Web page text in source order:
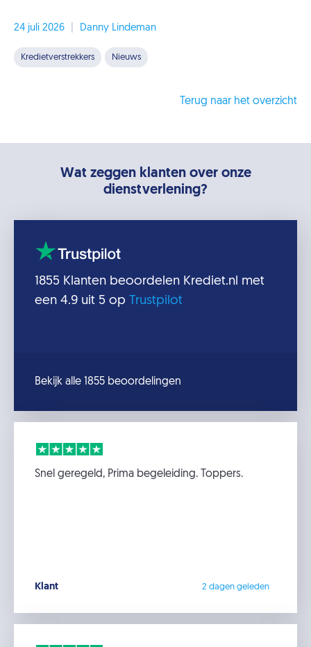
24 juli 2026 Danny Lindeman
Kredietverstrekkers Nieuws
Terug naar het overzicht
Wat zeggen klanten over onze
dienstverlening?
1855 Klanten beoordelen Krediet.nl met
een 4.9 uit 5 op Trustpilot
Bekijk alle 1855 beoordelingen
Snel geregeld, Prima begeleiding. Toppers.
Klant 2 dagen geleden